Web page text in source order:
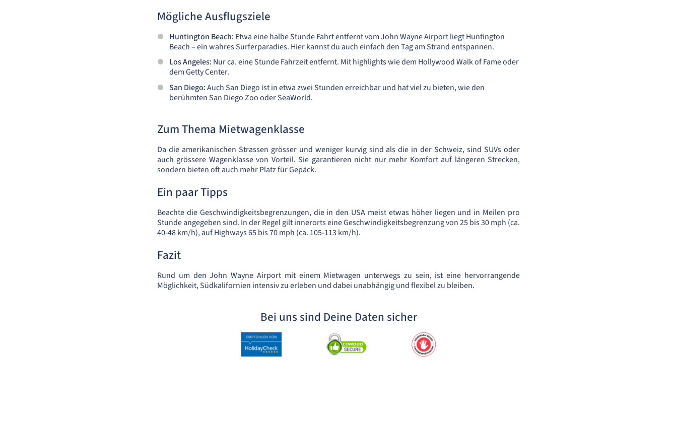
Mögliche Ausflugsziele
Huntington Beach: Etwa eine halbe Stunde Fahrt entfernt vom John Wayne Airport liegt Huntington
Beach – ein wahres Surferparadies. Hier kannst du auch einfach den Tag am Strand entspannen.
Los Angeles: Nur ca. eine Stunde Fahrzeit entfernt. Mit highlights wie dem Hollywood Walk of Fame oder
dem Getty Center.
San Diego:Auch San Diego ist in etwa zwei Stunden erreichbar und hat viel zu bieten, wie den
berühmten San Diego Zoo oder SeaWorld.
Zum Thema Mietwagenklasse
Da die amerikanischen Strassen grösser und weniger kurvig sind als die in der Schweiz, sind SUVs oder
auch grössere Wagenklasse von Vorteil. Sie garantieren nicht nur mehr Komfort auf längeren Strecken,
sondern bieten oft auch mehr Platz für Gepäck.
Ein paar Tipps
Beachte die Geschwindigkeitsbegrenzungen, die in den USA meist etwas höher liegen und in Meilen pro
Stunde angegeben sind. In der Regel gilt innerorts eine Geschwindigkeitsbegrenzung von 25 bis 30 mph (ca.
40-48 km/h), auf Highways 65 bis 70 mph (ca. 105-113 km/h).
Fazit
Rund um den John Wayne Airport mit einem Mietwagen unterwegs zu sein, ist eine hervorrangende
Möglichkeit, Südkalifornien intensiv zu erleben und dabei unabhängig und flexibel zu bleiben.
Bei uns sind Deine Daten sicher